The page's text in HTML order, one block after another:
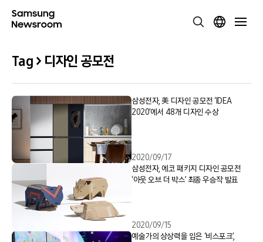
Tag > 디자인 공모전
삼성전자, 美 디자인 공모전 ‘IDEA
2020’에서 48개 디자인 수상
2020/09/17
삼성전자, 에코 패키지 디자인 공모전
‘아웃 오브 더 박스’ 최종 우승작 발표
2020/09/15
예술가의 상상력을 입은 ‘비스포크’,